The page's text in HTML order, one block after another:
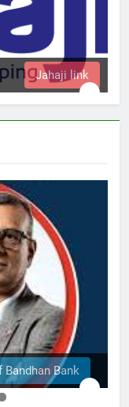
Jahaji link
Bandhan Bank